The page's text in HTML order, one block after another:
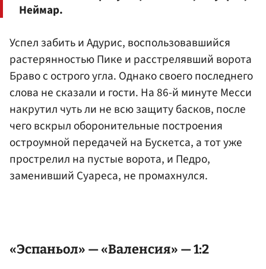
Неймар.
Успел забить и Адурис, воспользовавшийся
растерянностью Пике и расстрелявший ворота
Браво с острого угла. Однако своего последнего
слова не сказали и гости. На 86-й минуте Месси
накрутил чуть ли не всю защиту басков, после
чего вскрыл оборонительные построения
остроумной передачей на Бускетса, а тот уже
прострелил на пустые ворота, и Педро,
заменивший Суареса, не промахнулся.
«Эспаньол» — «Валенсия» — 1:2